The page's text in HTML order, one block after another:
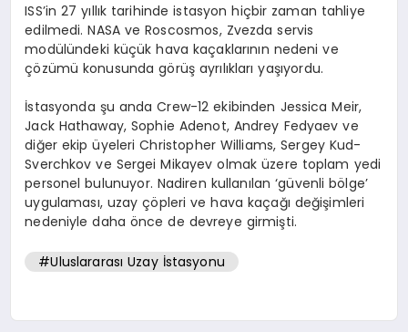
ISS’in 27 yıllık tarihinde istasyon hiçbir zaman tahliye
edilmedi. NASA ve Roscosmos, Zvezda servis
modülündeki küçük hava kaçaklarının nedeni ve
çözümü konusunda görüş ayrılıkları yaşıyordu.
İstasyonda şu anda Crew-12 ekibinden Jessica Meir,
Jack Hathaway, Sophie Adenot, Andrey Fedyaev ve
diğer ekip üyeleri Christopher Williams, Sergey Kud-
Sverchkov ve Sergei Mikayev olmak üzere toplam yedi
personel bulunuyor. Nadiren kullanılan ‘güvenli bölge’
uygulaması, uzay çöpleri ve hava kaçağı değişimleri
nedeniyle daha önce de devreye girmişti.
#Uluslararası Uzay İstasyonu